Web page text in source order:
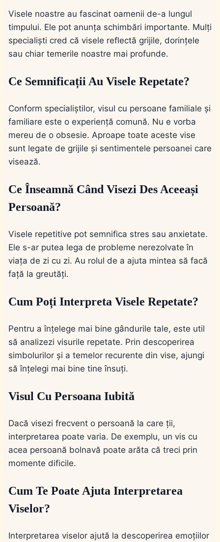
Visele noastre au fascinat oamenii de-a lungul
timpului. Ele pot anunța schimbări importante. Mulți
specialiști cred că visele reflectă grijile, dorințele
sau chiar temerile noastre mai profunde.
Ce Semnificații Au Visele Repetate?
Conform specialiștilor, visul cu persoane familiale și
familiare este o experiență comună. Nu e vorba
mereu de o obsesie. Aproape toate aceste vise
sunt legate de grijile și sentimentele persoanei care
visează.
Ce Înseamnă Când Visezi Des Aceeași
Persoană?
Visele repetitive pot semnifica stres sau anxietate.
Ele s-ar putea lega de probleme nerezolvate în
viața de zi cu zi. Au rolul de a ajuta mintea să facă
față la greutăți.
Cum Poți Interpreta Visele Repetate?
Pentru a înțelege mai bine gândurile tale, este util
să analizezi visurile repetate. Prin descoperirea
simbolurilor și a temelor recurente din vise, ajungi
să înțelegi mai bine tine însuți.
Visul Cu Persoana Iubită
Dacă visezi frecvent o persoană la care ții,
interpretarea poate varia. De exemplu, un vis cu
acea persoană bolnavă poate arăta că treci prin
momente dificile.
Cum Te Poate Ajuta Interpretarea
Viselor?
Interpretarea viselor ajută la descoperirea emoțiilor